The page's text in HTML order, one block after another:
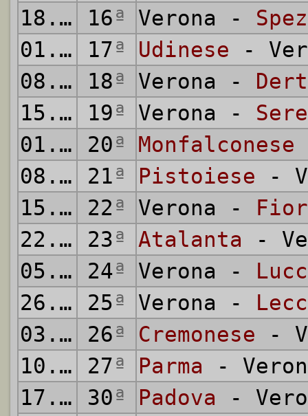
18.01.1931
16ª Verona -
01.02.1931
17ª Udinese -
08.02.1931
18ª Verona -
15.02.1931
19ª Verona -
01.03.1931
20ª Monfalconese
08.03.1931
21ª Pistoiese -
15.03.1931
22ª Verona -
22.03.1931
23ª Atalanta -
05.04.1931
24ª Verona -
26.04.1931
25ª Verona -
03.05.1931
26ª Cremonese -
10.05.1931
27ª Parma -
17.05.1931
30ª Padova -